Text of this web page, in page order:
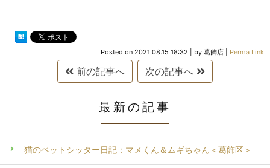
Posted on 2021.08.15 18:32 by 葛飾店 Perma Link
前の記事へ 次の記事へ
最新の記事
猫のペットシッター日記：マメくん＆ムギちゃん＜葛飾区＞